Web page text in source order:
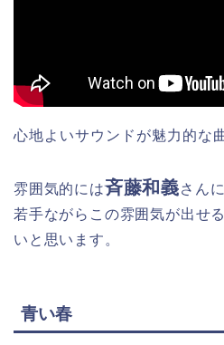
心地よいサウンドが魅力的な
雰囲気的には斉藤和義さん
若手ながらこの雰囲気が出せ
いと思います。
青い春